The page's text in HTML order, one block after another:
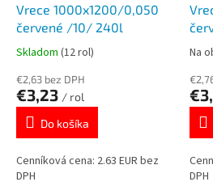
Vrece 1000x1200/0,050
červené /10/ 240l
Skladom (12 rol)
€2,63 bez DPH
€3,23 / rol
Do košíka
Cenníková cena: 2.63 EUR bez
DPH
Na
DPH